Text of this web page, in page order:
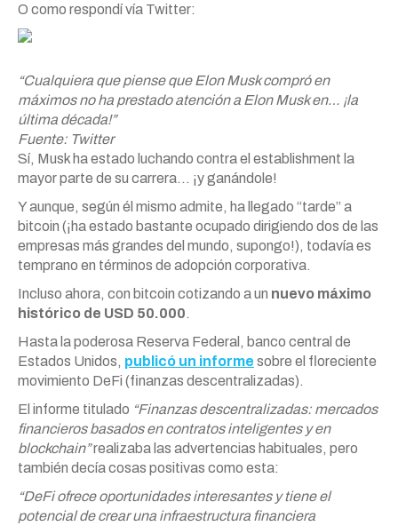
O como respondí vía Twitter:
“Cualquiera que piense que Elon Musk compró en
máximos no ha prestado atención a Elon Musk en… ¡la
última década!”
Fuente: Twitter
Sí, Musk ha estado luchando contra el establishment la
mayor parte de su carrera… ¡y ganándole!
Y aunque, según él mismo admite, ha llegado “tarde” a
bitcoin (¡ha estado bastante ocupado dirigiendo dos de las
empresas más grandes del mundo, supongo!), todavía es
temprano en términos de adopción corporativa.
Incluso ahora, con bitcoin cotizando a un nuevo máximo
histórico de USD 50.000.
Hasta la poderosa Reserva Federal, banco central de
Estados Unidos, publicó un informe sobre el floreciente
movimiento DeFi (finanzas descentralizadas).
El informe titulado “Finanzas descentralizadas: mercados
financieros basados en contratos inteligentes y en
blockchain”realizaba las advertencias habituales, pero
también decía cosas positivas como esta:
“DeFi ofrece oportunidades interesantes y tiene el
potencial de crear una infraestructura financiera